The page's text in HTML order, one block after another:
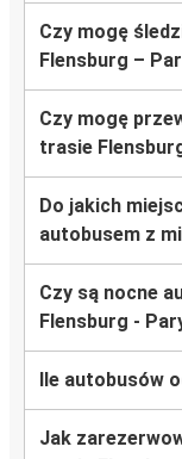
Czy mogę
Flensburg –
Czy mogę
trasie
Do jakich
autobusem z
Czy są nocne
Flensburg -
Ile autobusów
Jak